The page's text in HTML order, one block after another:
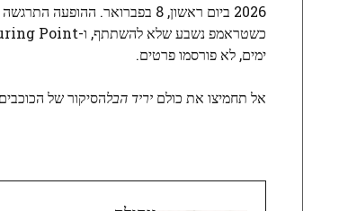
2026 ביום ראשון, 8 בפברואר. ההופעה התרגשה
ימים, לא פורסמו פרטים.
אל תחמיצו את כולם יריד הבלהסיקור של